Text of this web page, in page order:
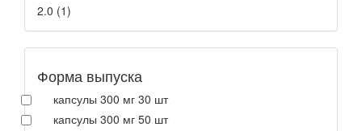
2.0 (1)
Форма выпуска
капсулы 300 мг 30 шт
капсулы 300 мг 50 шт